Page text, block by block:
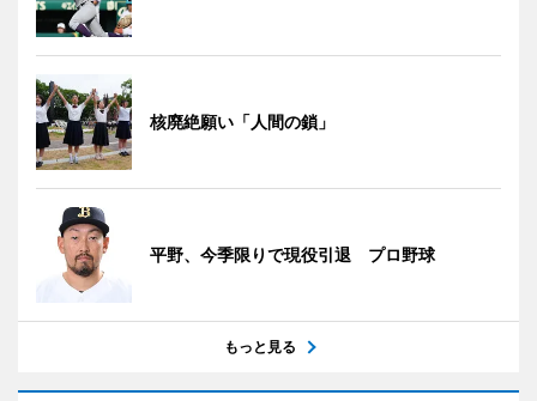
核廃絶願い「人間の鎖」
平野、今季限りで現役引退 プロ野球
もっと見る